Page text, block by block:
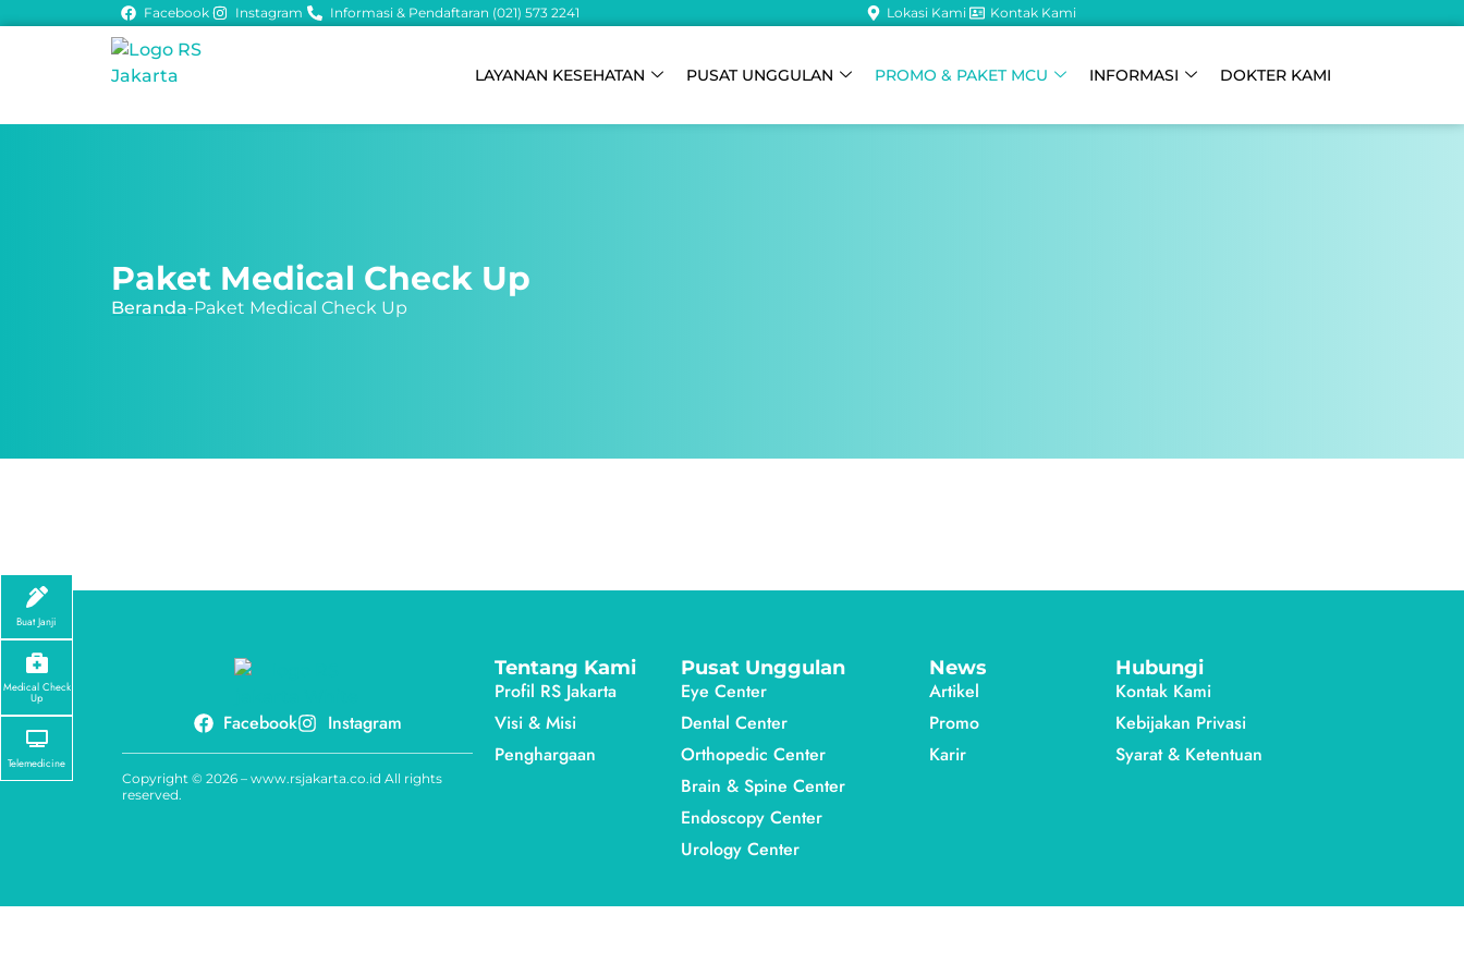
Facebook Instagram Informasi & Pendaftaran (021) 573 2241 Lokasi Kami Kontak Kami
LAYANAN KESEHATAN PUSAT UNGGULAN PROMO & PAKET MCU INFORMASI DOKTER KAMI
Paket Medical Check Up
Beranda-Paket Medical Check Up
Facebook Instagram
Copyright © 2026 – www.rsjakarta.co.id All rights
reserved.
Tentang Kami
Profil RS Jakarta
Visi & Misi
Penghargaan
Pusat Unggulan
Eye Center
Dental Center
Orthopedic Center
Brain & Spine Center
Endoscopy Center
Urology Center
News
Artikel
Promo
Karir
Hubungi
Kontak Kami
Kebijakan Privasi
Syarat & Ketentuan
Buat Janji
Medical Check
Up
Telemedicine